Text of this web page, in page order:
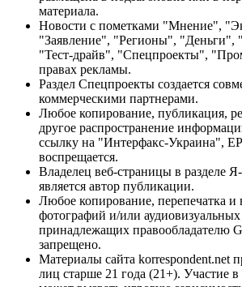
материала.
Новости с пометками "Мнение",
"Заявление", "Регионы",
"Тест-драйв", "Спецпроекты",
правах рекламы.
Раздел Спецпроекты создается
коммерческими партнерами.
Любое копирование, публикация,
другое распространение
ссылку на "Интерфакс-Украина",
воспрещается.
Владелец веб-страницы в разделе
является автор публикации.
Любое копирование, перепечатка и
фотографий и/или аудиовизуальных
принадлежащих правообладателю
запрещено.
Материалы сайта korrespondent.net
лиц старше 21 года (21+). Участие в